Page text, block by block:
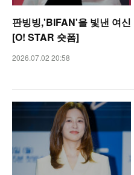
판빙빙,'BIFAN'을 빛낸 여신
[O! STAR 숏폼]
2026.07.02 20:58